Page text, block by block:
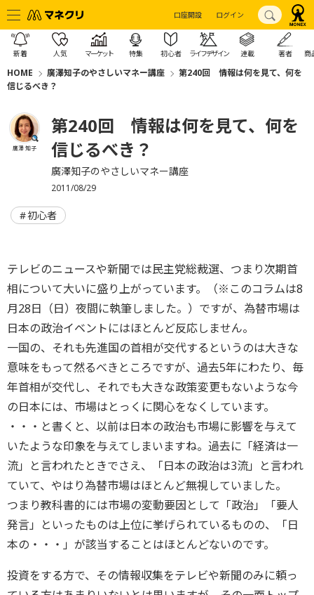
口座開設 ログイン
新着 人気 マーケット 特集 初心者 ライフデザイン 連載 著者 商
HOME 廣澤知子のやさしいマネー講座
第240回 情報は何を見て、何を
信じるべき？
廣澤 知子
第240回 情報は何を見て、何を
信じるべき？
廣澤知子のやさしいマネー講座
2011/08/29
初心者
テレビのニュースや新聞では民主党総裁選、つまり次期首
相について大いに盛り上がっています。（※このコラムは8
月28日（日）夜間に執筆しました。）ですが、為替市場は
日本の政治イベントにはほとんど反応しません。
一国の、それも先進国の首相が交代するというのは大きな
意味をもって然るべきところですが、過去5年にわたり、毎
年首相が交代し、それでも大きな政策変更もないような今
の日本には、市場はとっくに関心をなくしています。
・・・と書くと、以前は日本の政治も市場に影響を与えて
いたような印象を与えてしまいますね。過去に「経済は一
流」と言われたときでさえ、「日本の政治は3流」と言われ
ていて、やはり為替市場はほとんど無視していました。
つまり教科書的には市場の変動要因として「政治」「要人
発言」といったものは上位に挙げられているものの、「日
本の・・・」が該当することはほとんどないのです。
投資をする方で、その情報収集をテレビや新聞のみに頼っ